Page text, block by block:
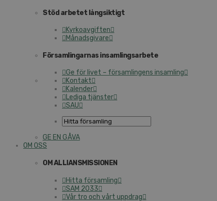
Stöd arbetet långsiktigt
Kyrkoavgiften
Månadsgivare
Församlingarnas insamlingsarbete
Ge för livet – församlingens insamling
Kontakt
Kalender
Lediga tjänster
SAU
GE EN GÅVA
OM OSS
OM ALLIANSMISSIONEN
Hitta församling
SAM 2033
Vår tro och vårt uppdrag